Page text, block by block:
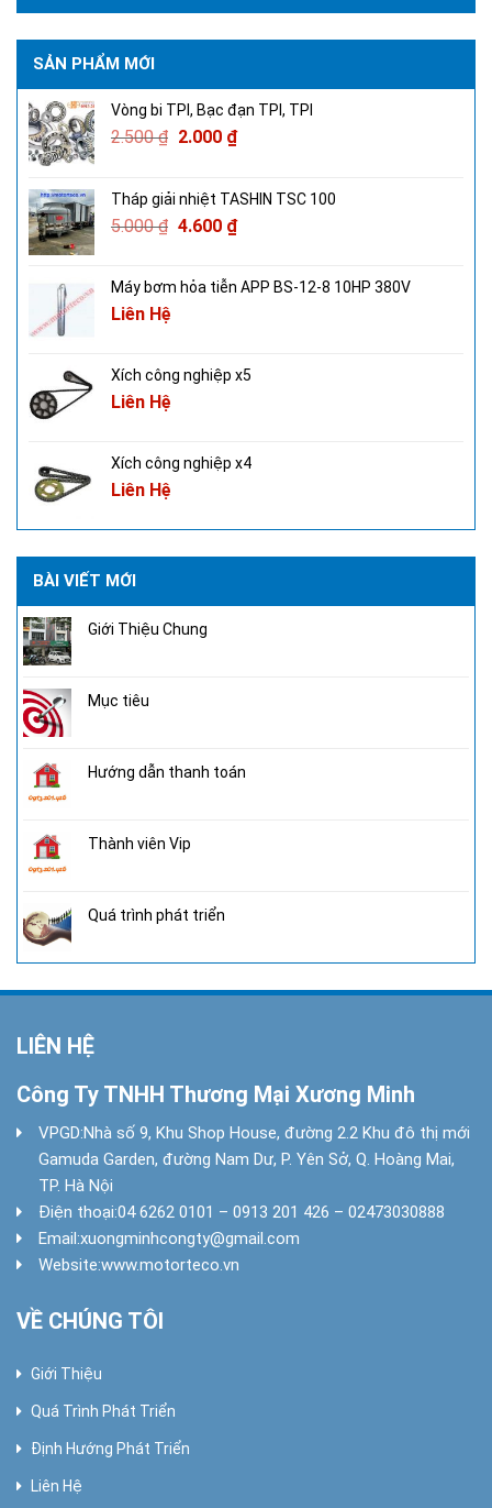
SẢN PHẨM MỚI
Vòng bi TPI, Bạc đạn TPI, TPI
2.500₫ 2.000 ₫
Tháp giải nhiệt TASHIN TSC 100
5.000₫ 4.600 ₫
Máy bơm hỏa tiễn APP BS-12-8 10HP 380V
Liên Hệ
Xích công nghiệp x5
Liên Hệ
Xích công nghiệp x4
Liên Hệ
BÀI VIẾT MỚI
Giới Thiệu Chung
Mục tiêu
Hướng dẫn thanh toán
Thành viên Vip
Quá trình phát triển
LIÊN HỆ
Công Ty TNHH Thương Mại Xương Minh
VPGD:Nhà số 9, Khu Shop House, đường 2.2 Khu đô thị mới
Gamuda Garden, đường Nam Dư, P. Yên Sở, Q. Hoàng Mai,
TP. Hà Nội
Điện thoại:04 6262 0101 – 0913 201 426 – 02473030888
Email:xuongminhcongty@gmail.com
Website:www.motorteco.vn
VỀ CHÚNG TÔI
Giới Thiệu
Quá Trình Phát Triển
Định Hướng Phát Triển
Liên Hệ